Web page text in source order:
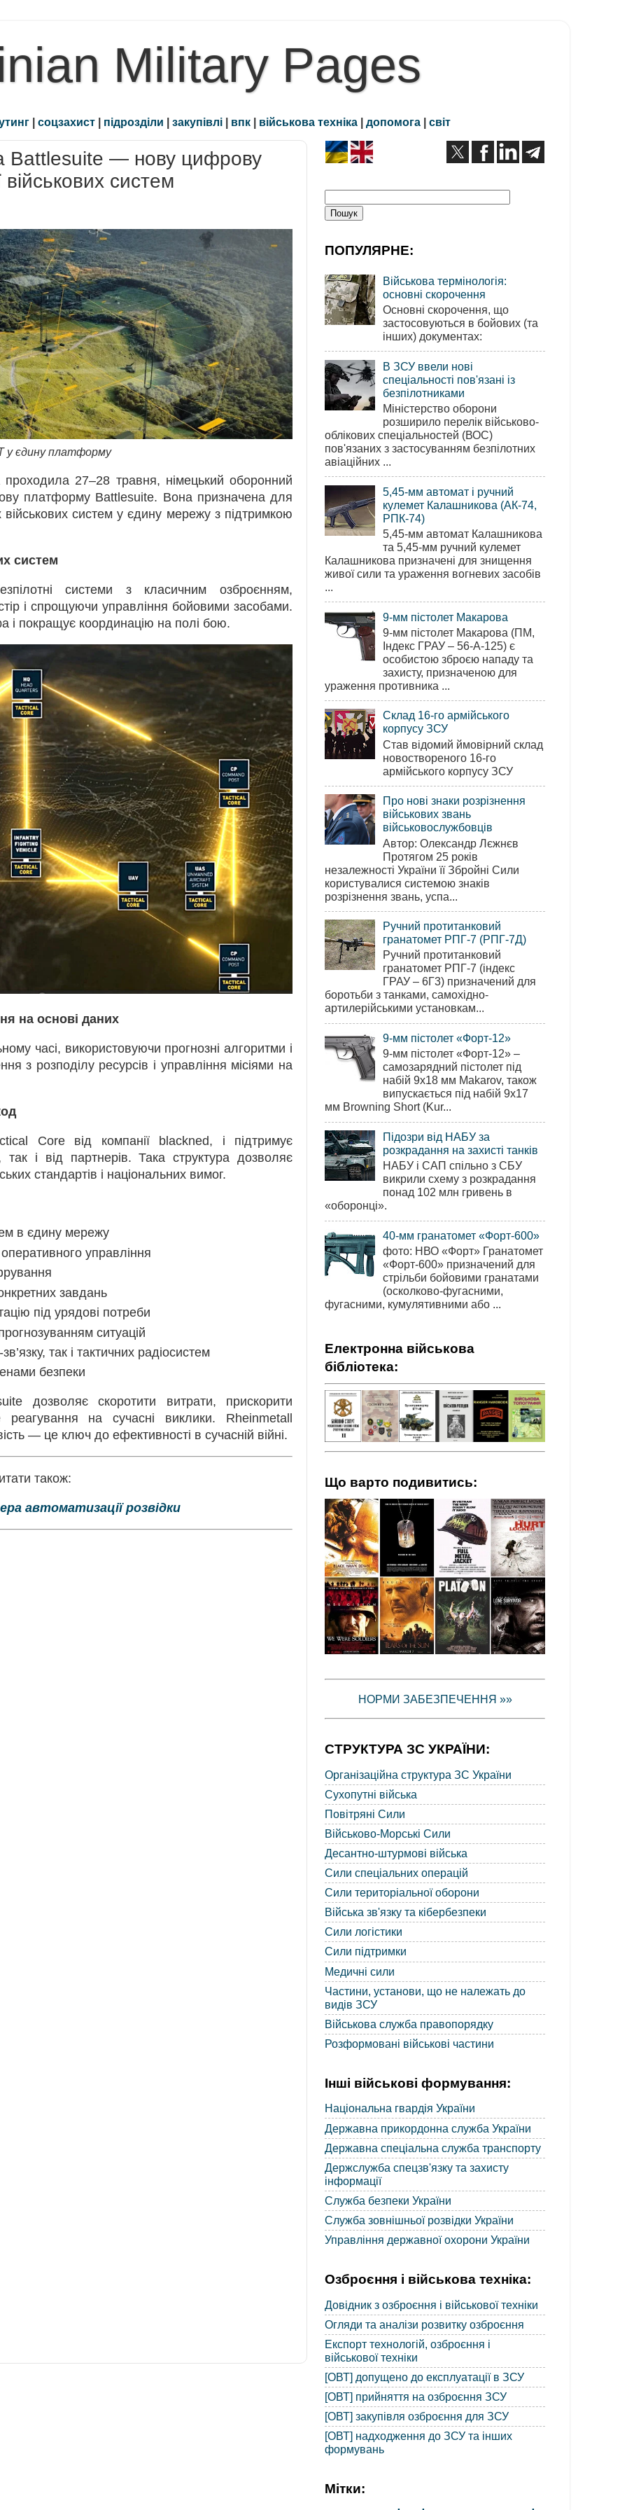
Military Pages
| соцзахист | підрозділи | закупівлі | впк | військова техніка | допомога | світ
Battlesuite — нову цифрову
систем
у єдину платформу
27–28 травня, німецький оборонний
платформу Battlesuite. Вона призначена для
систем у єдину мережу з підтримкою
систем
системи з класичним озброєнням,
і спрощуючи управління бойовими засобами.
і покращує координацію на полі бою.
на основі даних
часі, використовуючи прогнозні алгоритми і
з розподілу ресурсів і управління місіями на
Core від компанії blackned, і підтримує
і від партнерів. Така структура дозволяє
стандартів і національних вимог.
в єдину мережу
управління
завдань
під урядові потреби
ситуацій
так і тактичних радіосистем
безпеки
дозволяє скоротити витрати, прискорити
реагування на сучасні виклики. Rheinmetall
— це ключ до ефективності в сучасній війні.
також:
автоматизації розвідки
ПОПУЛЯРНЕ:
Військова термінологія:
основні скорочення
Основні скорочення, що
застосовуються в бойових (та
інших) документах:
В ЗСУ ввели нові
спеціальності пов'язані із
безпілотниками
Міністерство оборони
розширило перелік військово-
облікових спеціальностей (ВОС)
пов'язаних з застосуванням безпілотних
авіаційних ...
5,45-мм автомат і ручний
кулемет Калашникова (АК-74,
РПК-74)
5,45-мм автомат Калашникова
та 5,45-мм ручний кулемет
Калашникова призначені для знищення
живої сили та ураження вогневих засобів
...
9-мм пістолет Макарова
9-мм пістолет Макарова (ПМ,
Індекс ГРАУ – 56-А-125) є
особистою зброєю нападу та
захисту, призначеною для
ураження противника ...
Склад 16-го армійського
корпусу ЗСУ
Став відомий ймовірний склад
новоствореного 16-го
армійського корпусу ЗСУ
Про нові знаки розрізнення
військових звань
військовослужбовців
Автор: Олександр Лєжнєв
Протягом 25 років
незалежності України її Збройні Сили
користувалися системою знаків
розрізнення звань, успа...
Ручний протитанковий
гранатомет РПГ-7 (РПГ-7Д)
Ручний протитанковий
гранатомет РПГ-7 (індекс
ГРАУ – 6Г3) призначений для
боротьби з танками, самохідно-
артилерійськими установкам...
9-мм пістолет «Форт-12»
9-мм пістолет «Форт-12» –
самозарядний пістолет під
набій 9х18 мм Makarov, також
випускається під набій 9х17
мм Browning Short (Kur...
Підозри від НАБУ за
розкрадання на захисті танків
НАБУ і САП спільно з СБУ
викрили схему з розкрадання
понад 102 млн гривень в
«оборонці».
40-мм гранатомет «Форт-600»
фото: НВО «Форт» Гранатомет
«Форт-600» призначений для
стрільби бойовими гранатами
(осколково-фугасними,
фугасними, кумулятивними або ...
Електронна військова
бібліотека:
Що варто подивитись:
НОРМИ ЗАБЕЗПЕЧЕННЯ »»
СТРУКТУРА ЗС УКРАЇНИ:
Організаційна структура ЗС України
Сухопутні війська
Повітряні Сили
Військово-Морські Сили
Десантно-штурмові війська
Сили спеціальних операцій
Сили територіальної оборони
Війська зв'язку та кібербезпеки
Сили логістики
Сили підтримки
Медичні сили
Частини, установи, що не належать до
видів ЗСУ
Військова служба правопорядку
Розформовані військові частини
Інші військові формування:
Національна гвардія України
Державна прикордонна служба України
Державна спеціальна служба транспорту
Держслужба спецзв'язку та захисту
інформації
Служба безпеки України
Служба зовнішньої розвідки України
Управління державної охорони України
Озброєння і військова техніка:
Довідник з озброєння і військової техніки
Огляди та аналізи розвитку озброєння
Експорт технологій, озброєння і
військової техніки
[ОВТ] допущено до експлуатації в ЗСУ
[ОВТ] прийняття на озброєння ЗСУ
[ОВТ] закупівля озброєння для ЗСУ
[ОВТ] надходження до ЗСУ та інших
формувань
Мітки: